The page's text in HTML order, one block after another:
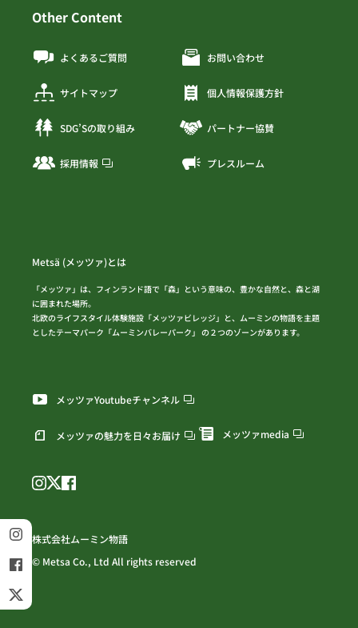
Other Content
よくあるご質問
サイトマップ
SDG’Sの取り組み
採用情報
お問い合わせ
個人情報保護方針
パートナー協賛
プレスルーム
Metsä (メッツァ)とは
「メッツァ」は、フィンランド語で「森」という意味の、豊かな自然と、森と湖
に囲まれた場所。
北欧のライフスタイル体験施設「メッツァビレッジ」と、ムーミンの物語を主題
としたテーマパーク「ムーミンバレーパーク」 の２つのゾーンがあります。
メッツァYoutubeチャンネル
メッツァの魅力を日々お届け メッツァmedia
株式会社ムーミン物語
© Metsa Co., Ltd All rights reserved